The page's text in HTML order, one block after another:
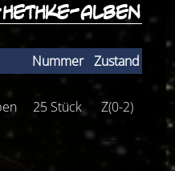
alben
Nummer Zustand
25 Stück Z(0-2)